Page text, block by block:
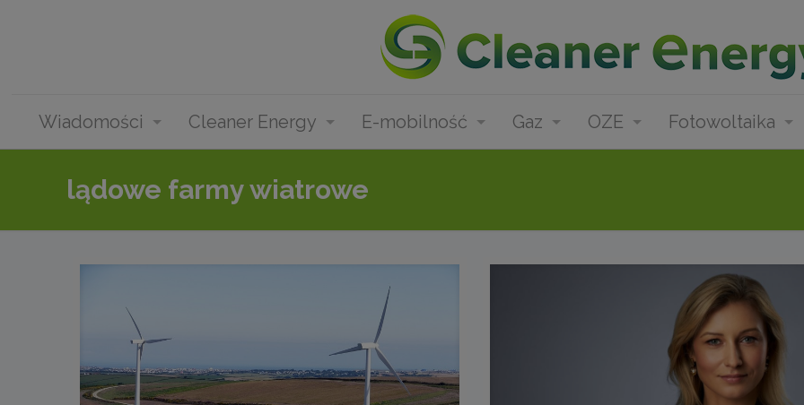
Wiadomości Cleaner Energy E-mobilność Gaz OZE Fotowoltaika
lądowe farmy wiatrowe